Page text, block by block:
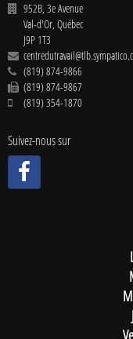
952B, 3e Avenue
Val-d'Or, Québec
J9P 1T3
(819) 874-9866
(819) 874-9867
(819) 354-1870
Suivez-nous sur